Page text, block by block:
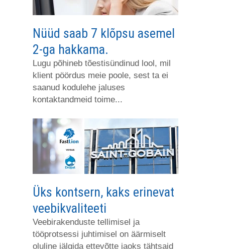
Nüüd saab 7 klõpsu asemel
2-ga hakkama.
Lugu põhineb tõestisündinud lool, mil
klient pöördus meie poole, sest ta ei
saanud kodulehe jaluses
kontaktandmeid toime...
Üks kontsern, kaks erinevat
veebikvaliteeti
Veebirakenduste tellimisel ja
tööprotsessi juhtimisel on äärmiselt
oluline jälgida ettevõtte jaoks tähtsaid